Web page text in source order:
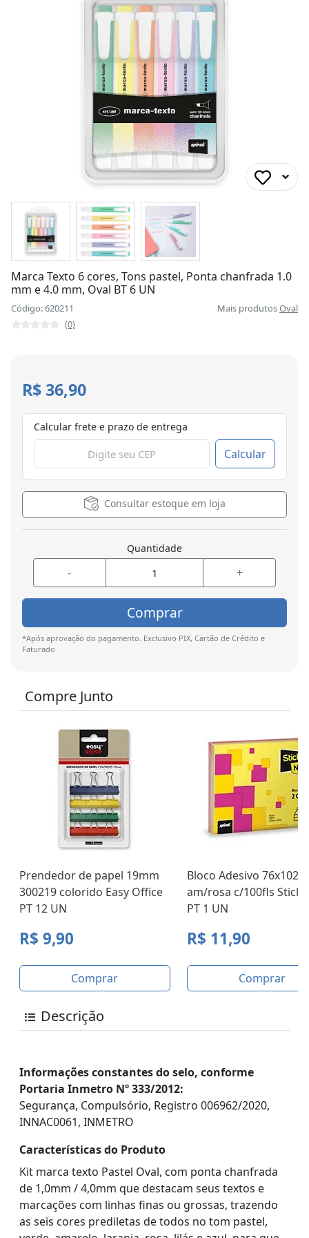
Marca Texto 6 cores, Tons pastel, Ponta chanfrada 1.0
mm e 4.0 mm, Oval BT 6 UN
Código: 620211 Mais produtosOval
(0)
R$ 36,90
Calcular frete e prazo de entrega
Calcular
Consultar estoque em loja
Quantidade
- +
Comprar
*Após aprovação do pagamento. Exclusivo PIX, Cartão de Crédito e
Faturado
Compre Junto
Prendedor de papel 19mm
300219 colorido Easy Office
PT 12 UN
R$ 9,90
Comprar
Bloco Adesivo 76x102
am/rosa c/100fls Stick
PT 1 UN
R$ 11,90
Comprar
Descrição
Informações constantes do selo, conforme
Portaria Inmetro Nº 333/2012:
Segurança, Compulsório, Registro 006962/2020,
INNAC0061, INMETRO
Características do Produto
Kit marca texto Pastel Oval, com ponta chanfrada
de 1,0mm / 4,0mm que destacam seus textos e
marcações com linhas finas ou grossas, trazendo
as seis cores prediletas de todos no tom pastel,